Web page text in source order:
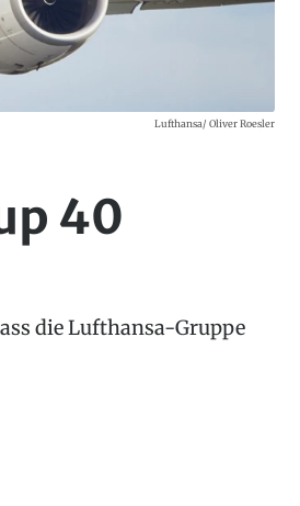
Lufthansa/ Oliver Roesler
40
die Lufthansa-Gruppe